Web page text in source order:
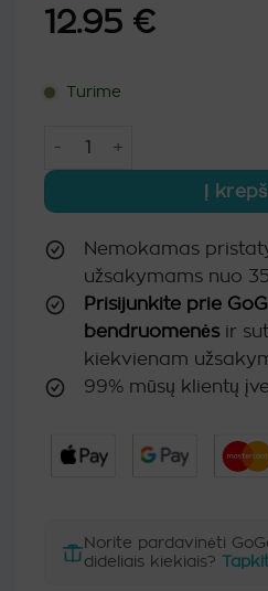
12.95 €
Turime
produkto kiekis: Gręžtuvo
Į
Nemokamas
užsakymams nuo
Prisijunkite prie
bendruomenėsir
kiekvienam
99% mūsų klientų
Norite pardavinėti
dideliais kiekiais?